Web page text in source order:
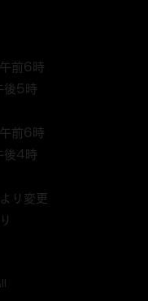
前6時
後5時
前6時
後4時
り変更